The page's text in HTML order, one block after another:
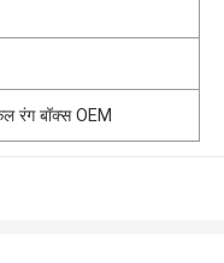
रंग बॉक्स OEM